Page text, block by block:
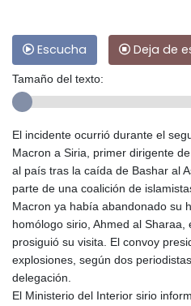
Escucha Deja de
Tamaño del texto:
El incidente ocurrió durante el
Macron a Siria, primer dirigente
al país tras la caída de Bashar al
parte de una coalición de
Macron ya había abandonado su
homólogo sirio, Ahmed al
prosiguió su visita. El convoy
explosiones, según dos
delegación.
El Ministerio del Interior sirio